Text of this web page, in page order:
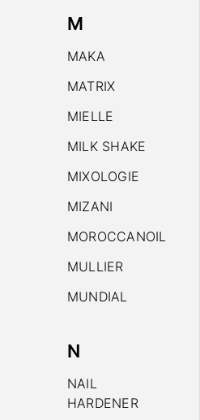
M
MAKA
MATRIX
MIELLE
MILK SHAKE
MIXOLOGIE
MIZANI
MOROCCANOIL
MULLIER
MUNDIAL
N
NAIL
HARDENER